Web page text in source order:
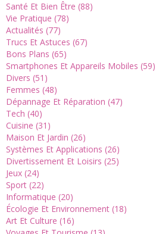
Santé Et Bien Être (88)
Vie Pratique (78)
Actualités (77)
Trucs Et Astuces (67)
Bons Plans (65)
Smartphones Et Appareils Mobiles (59)
Divers (51)
Femmes (48)
Dépannage Et Réparation (47)
Tech (40)
Cuisine (31)
Maison Et Jardin (26)
Systèmes Et Applications (26)
Divertissement Et Loisirs (25)
Jeux (24)
Sport (22)
Informatique (20)
Écologie Et Environnement (18)
Art Et Culture (16)